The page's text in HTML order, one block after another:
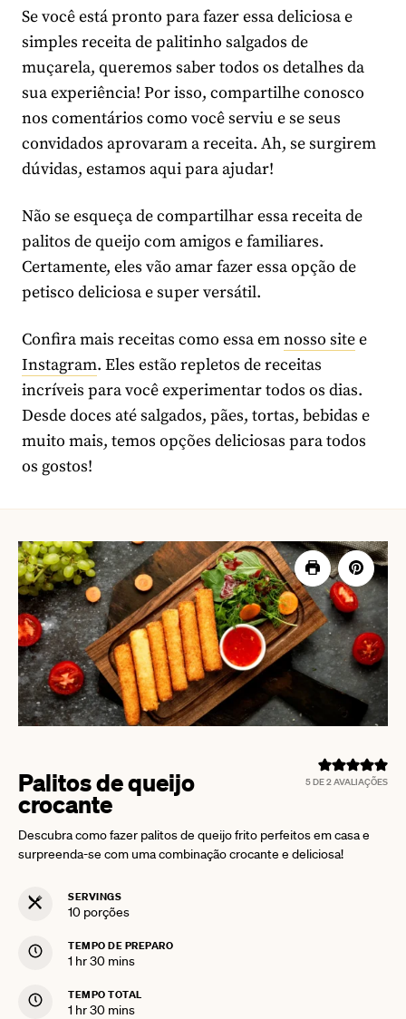
Se você está pronto para fazer essa deliciosa e
simples receita de palitinho salgados de
muçarela, queremos saber todos os detalhes da
sua experiência! Por isso, compartilhe conosco
nos comentários como você serviu e se seus
convidados aprovaram a receita. Ah, se surgirem
dúvidas, estamos aqui para ajudar!
Não se esqueça de compartilhar essa receita de
palitos de queijo com amigos e familiares.
Certamente, eles vão amar fazer essa opção de
petisco deliciosa e super versátil.
Confira mais receitas como essa emnosso sitee
Instagram. Eles estão repletos de receitas
incríveis para você experimentar todos os dias.
Desde doces até salgados, pães, tortas, bebidas e
muito mais, temos opções deliciosas para todos
os gostos!
5DE2AVALIAÇÕES
Palitos de queijo
crocante
Descubra como fazer palitos de queijo frito perfeitos em casa e
surpreenda-se com uma combinação crocante e deliciosa!
SERVINGS
10 porções
TEMPO DE PREPARO
1hour
hr30minutes
mins
TEMPO TOTAL
1hour
hr30minutes
mins